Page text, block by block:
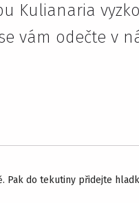
Kulianaria
vám odečte v
Pak do tekutiny přidejte